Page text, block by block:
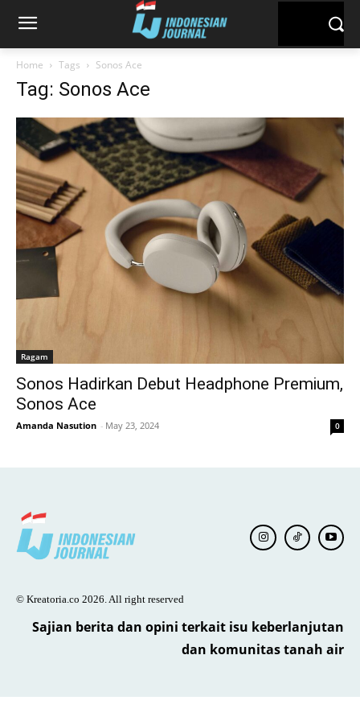
Home Tags Sonos Ace
Tag: Sonos Ace
Ragam
Sonos Hadirkan Debut Headphone Premium,
Sonos Ace
Amanda Nasution - May 23, 2024 0
© Kreatoria.co 2026. All right reserved
Sajian berita dan opini terkait isu keberlanjutan
dan komunitas tanah air